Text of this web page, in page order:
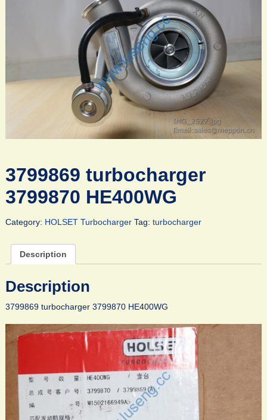
3799869 turbocharger
3799870 HE400WG
Category: HOLSET Turbocharger Tag: turbocharger
Description
Description
3799869 turbocharger 3799870 HE400WG